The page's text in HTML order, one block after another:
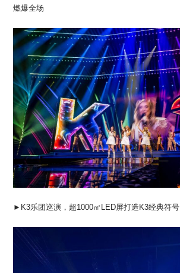
燃爆全场
►K3乐团巡演，超1000㎡LED屏打造K3经典符号